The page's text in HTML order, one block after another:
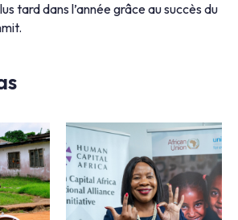
tard dans l’année grâce au succès du